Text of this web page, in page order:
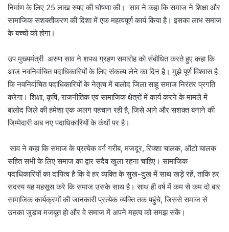
निर्माण के लिए 25 लाख रुपए की घोषणा की। साव ने कहा कि समाज ने शिक्षा और
सामाजिक सशक्तीकरण की दिशा में एक महत्वपूर्ण कार्य किया है। इसका लाभ समाज
के बच्चों को होगा।
उप मुख्यमंत्री अरुण साव ने शपथ ग्रहण समारोह को संबोधित करते हुए कहा कि
आज नवनिर्वाचित पदाधिकारियों के लिए संकल्प लेने का दिन है। मुझे पूर्ण विश्वास है
कि नवनिर्वाचित पदाधिकारियों के नेतृत्व में बालोद जिला साहू समाज निरंतर प्रगति
करेगा। शिक्षा, कृषि, राजनीतिक एवं सामाजिक क्षेत्रों में कार्य करने के मामले में
बालोद जिले की हमेशा एक अलग पहचान रही है, जिसे आगे और सशक्त बनाने की
जिम्मेदारी अब नए पदाधिकारियों के कंधों पर है।
साव ने कहा कि समाज के प्रत्येक वर्ग गरीब, मजदूर, रिक्शा चालक, ऑटो चालक
सहित सभी के लिए समाज का द्वार सदैव खुला रहना चाहिए। सामाजिक
पदाधिकारियों का दायित्व है कि वे हर व्यक्ति के सुख-दुख में साथ खड़े रहें, ताकि हर
सदस्य यह महसूस करे कि समाज उसके साथ है। साथ ही वर्ष में कम से कम दो बार
सामाजिक कार्यक्रमों की जानकारी प्रत्येक व्यक्ति तक पहुंचे, जिससे समाज से
उनका जुड़ाव मजबूत हो और वे समाज में अपने महत्व को समझ सकें।